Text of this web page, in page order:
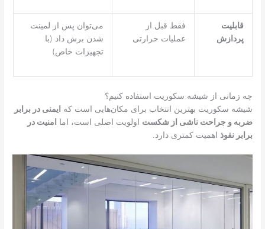
قابلیت
پردازش
فقط قبل از
عملیات حرارتی
می‌توان پس از لمینت
شدن برش داد (با
تجهیزات خاص)
چه زمانی از شیشه سکوریت استفاده کنیم؟
شیشه سکوریت بهترین انتخاب برای مکان‌هایی است که ایمنی در برابر
ضربه و جراحت ناشی از شکست اولویت اصلی است، اما
امنیت در
برابر نفوذ اهمیت کمتری دارد.